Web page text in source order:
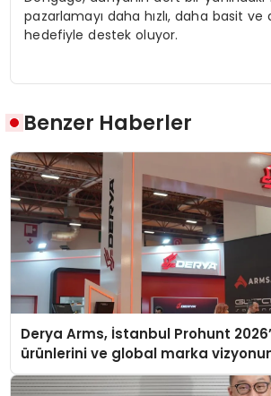
pazarlamayı daha hızlı, daha basit ve
hedefiyle destek oluyor.
Benzer Haberler
Derya Arms, İstanbul Prohunt
ürünlerini ve global marka